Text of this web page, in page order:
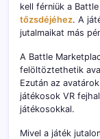
kell férniük a
tőzsdéjéhez. A
jutalmaikat más
A Battle
felöltöztethetik
Ezután az
játékosok VR
játékosokkal.
Mivel a játék